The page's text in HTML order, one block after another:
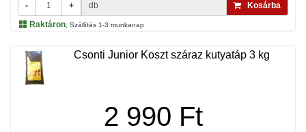
- + db
Kosárba
Raktáron , Szállítás 1-3 munkanap
Csonti Junior Koszt száraz kutyatáp 3 kg
2 990 Ft